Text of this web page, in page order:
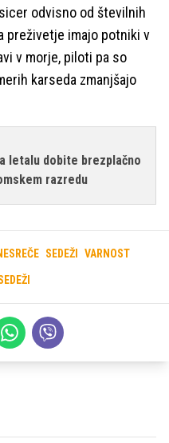
odvisno od številnih
preživetje imajo potniki v
v morje, piloti pa so
karseda zmanjšajo
letalu dobite brezplačno
razredu
SEDEŽI VARNOST